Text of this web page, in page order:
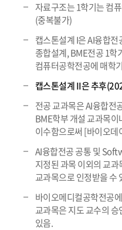
자료구조는 1학기는 컴
(중복불가)
캡스톤설계 I은 AI융합
종합설계, BME전공 1학
컴퓨터공학전공에 매학
캡스톤설계 II은 추후
전공 교과목은 AI융합
BME학부 개설 교과목
이수함으로써 [바이오데
AI융합전공 공통 및
지정된 과목 이외의 교
교과목으로 인정받을 수
바이오메디컬공학전공
교과목은 지도 교수의
있음.